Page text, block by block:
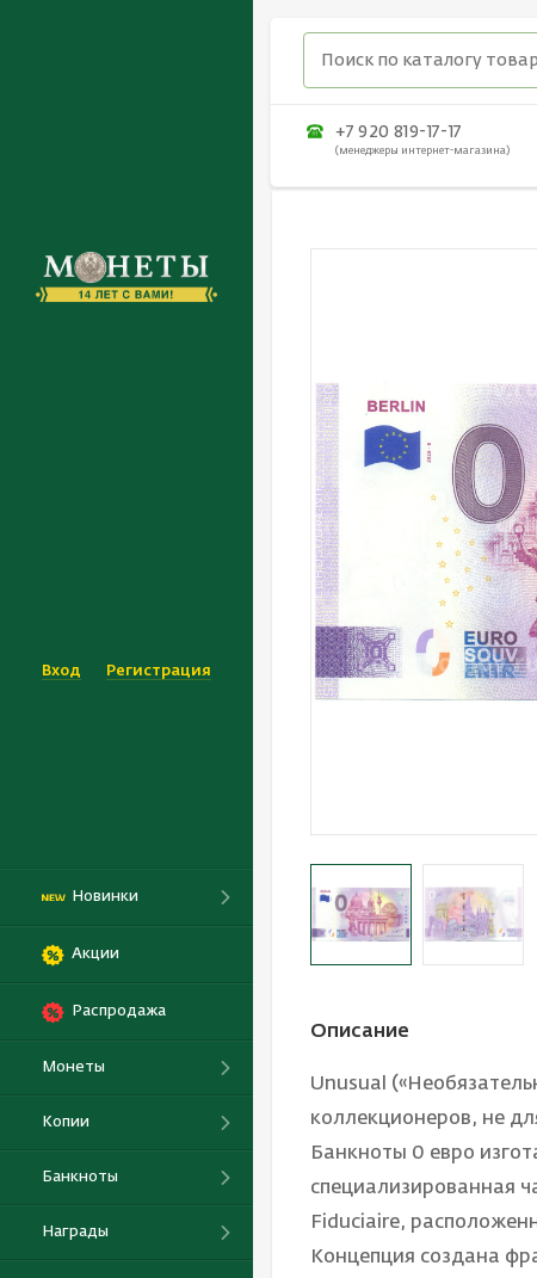
Вход Регистрация
Новинки
Акции
Распродажа
Монеты
Копии
Банкноты
Награды
+7 920 819-17-17
(менеджеры интернет-магазина)
Описание
Unusual
коллекционеров, не
Банкноты 0 евро
специализированная
Fiduciaire,
Концепция создана